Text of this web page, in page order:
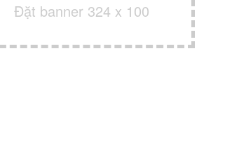
Đặt banner 324 x 100